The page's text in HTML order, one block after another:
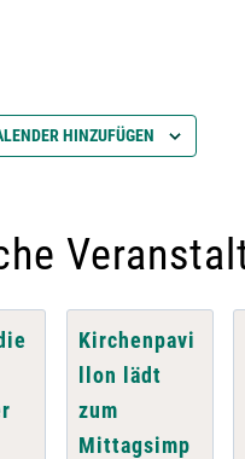
HINZUFÜGEN
Kirchenpavi
llon lädt
zum
Mittagsimp